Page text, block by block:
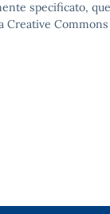
specificato,
Creative